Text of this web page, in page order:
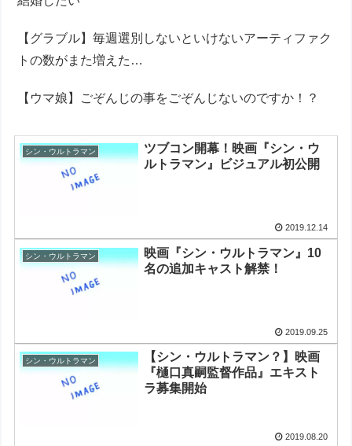
【グラブル】毎週選別しないといけないアーティファク
トの数がまた増えた…
【ウマ娘】ごぞんじの事をごぞんじないのですか！？
シン・ウルトラマン
ツブコン開幕！映画『シン・ウ
ルトラマン』ビジュアル初公開
2019.12.14
シン・ウルトラマン
映画『シン・ウルトラマン』10
名の追加キャスト解禁！
2019.09.25
シン・ウルトラマン
【シン・ウルトラマン？】映画
『樋口真嗣監督作品』エキスト
ラ募集開始
2019.08.20